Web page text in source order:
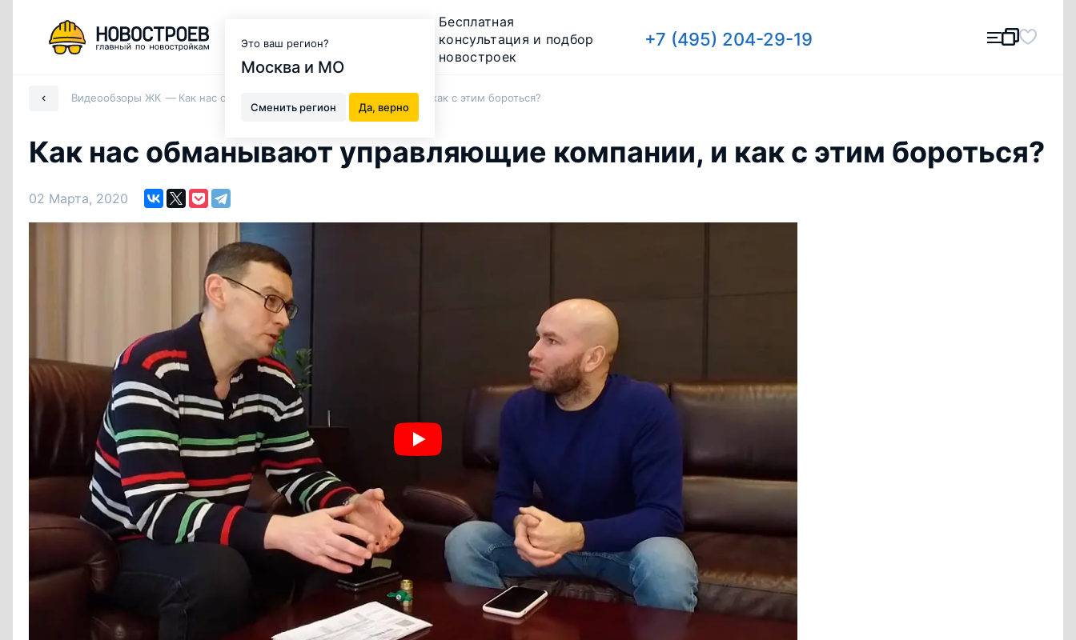
Это ваш регион?
Москва и МО
Сменить регион Да, верно
Бесплатная
консультация и подбор
новостроек
+7 (495) 204-29-19
Видеообзоры ЖК Как нас обманывают управляющие компании, и как с этим бороться?
Как нас обманывают управляющие компании, и как с этим бороться?
02 Марта, 2020